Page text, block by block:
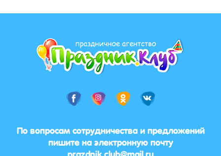
По вопросам сотрудничества и предложений
пишите на электронную почту